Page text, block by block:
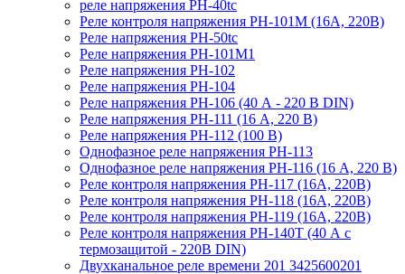
реле напряжения РН-40tc
Реле контроля напряжения РН-101М (16А, 220В)
Реле напряжения РН-50tc
Реле напряжения РН-101М1
Реле напряжения РН-102
Реле напряжения РН-104
Реле напряжения РН-106 (40 А - 220 В DIN)
Реле напряжения РН-111 (16 А, 220 В)
Реле напряжения РН-112 (100 В)
Однофазное реле напряжения РН-113
Однофазное реле напряжения РН-116 (16 А, 220 В)
Реле контроля напряжения РН-117 (16А, 220В)
Реле контроля напряжения РН-118 (16А, 220В)
Реле контроля напряжения РН-119 (16А, 220В)
Реле контроля напряжения РН-140Т (40 А с
термозащитой - 220В DIN)
Двухканальное реле времени 201 3425600201